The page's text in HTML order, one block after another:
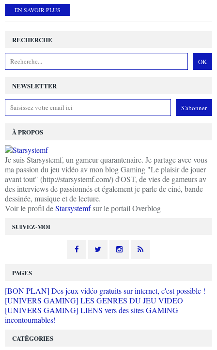
EN SAVOIR PLUS
NEWSLETTER
SUIVEZ-MOI
RECHERCHE
À PROPOS
Je suis Starsystemf, un gameur quarantenaire. Je partage avec vous
ma passion du jeu vidéo av mon blog Gaming "Le plaisir de jouer
avant tout" (http://starsystemf.com/) d'OST, de vies de gameurs av
des interviews de passionnés et également je parle de ciné, bande
dessinée, musique et de lecture.
Voir le profil deStarsystemfsur le portail Overblog
PAGES
[BON PLAN] Des jeux vidéo gratuits sur internet, c'est possible !
[UNIVERS GAMING] LES GENRES DU JEU VIDEO
[UNIVERS GAMING] LIENS vers des sites GAMING
incontournables!
CATÉGORIES